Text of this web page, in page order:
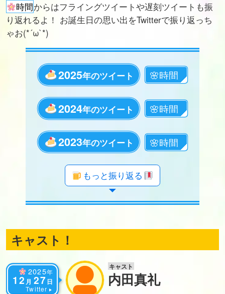
時間からはフライングツイートや遅刻ツイートも振
り返れるよ！ お誕生日の思い出をTwitterで振り返っち
ゃお(*´ω`*)
2025年のツイート
2024年のツイート
2023年のツイート
年のツイート
年のツイート
年のツイート
年のツイート
年のツイート
年のツイート
年のツイート
年のツイート
年のツイート
年のツイート
年のツイート
年のツイート
年のツイート
年のツイート
年のツイート
年のツイート
年のツイート
もっと振り返る
キャスト！
2025年
12月 27 日
Twitter
キャスト
内田真礼